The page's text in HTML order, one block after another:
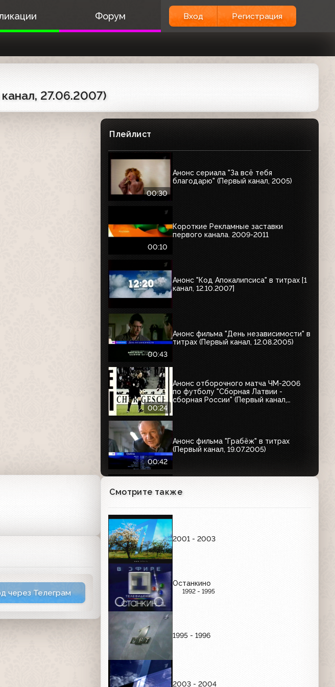
Форум Вход Регистрация
27.06.2007)
через Телеграм
Плейлист
00:30
Анонс сериала "За всё тебя
благодарю" (Первый канал, 2005)
00:10
Короткие Рекламные заставки
первого канала. 2009-2011
Анонс "Код Апокалипсиса" в титрах [1
канал, 12.10.2007]
00:43
Анонс фильма "День независимости" в
титрах (Первый канал, 12.08.2005)
00:24
Анонс отборочного матча ЧМ-2006
по футболу "Сборная Латвии -
сборная России" (Первый канал,
00:42
Анонс фильма "Грабёж" в титрах
(Первый канал, 19.07.2005)
00:31
Анонс концерта ко дню милиции
12:51
00:47
01:03
Смотрите также
2001 - 2003
Останкино
1992 - 1995
1995 - 1996
2003 - 2004